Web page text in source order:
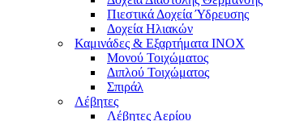
Πιεστικά Δοχεία Ύδρευσης
Δοχεία Ηλιακών
Καμινάδες & Εξαρτήματα ΙΝΟΧ
Μονού Τοιχώματος
Διπλού Τοιχώματος
Σπιράλ
Λέβητες
Λέβητες Αερίου